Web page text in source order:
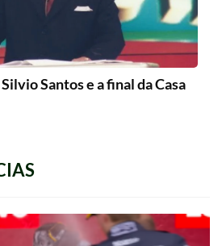
Santos e a final da Casa